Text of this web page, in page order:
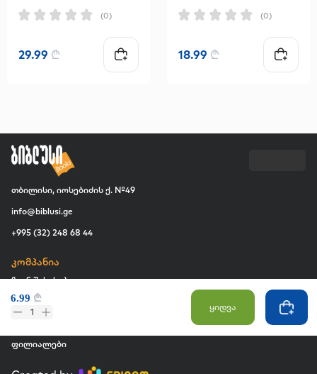
6.99 ₾
1 ყიდვა
(0)
29.99 ₾
(0)
18.99 ₾
თბილისი, იოსებიძის ქ. №49
info@biblusi.ge
+995 (32) 248 68 44
კომპანია
ჩვენ შესახებ
ვაკანსია
ფილიალები